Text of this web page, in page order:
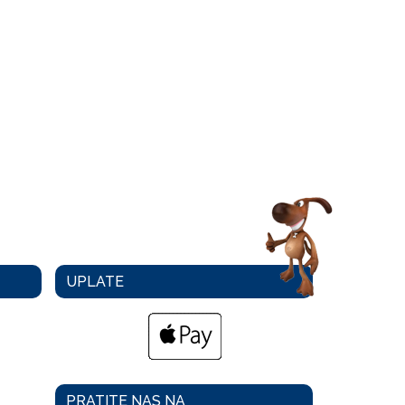
UPLATE
PRATITE NAS NA